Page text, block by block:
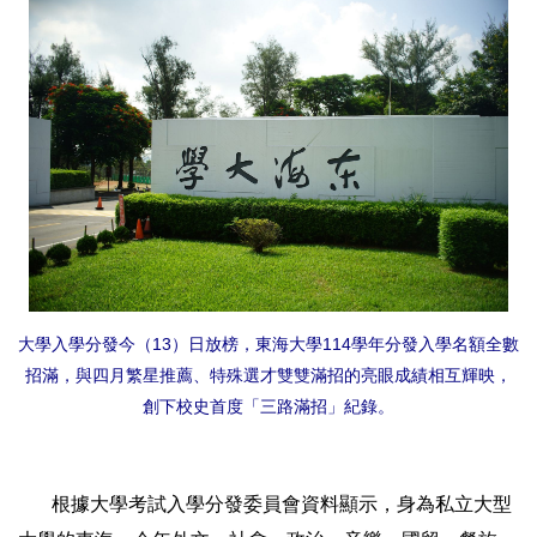
大學入學分發今（13）日放榜，東海大學114學年分發入學名額全數
招滿，與四月繁星推薦、特殊選才雙雙滿招的亮眼成績相互輝映，
創下校史首度「三路滿招」紀錄。
根據大學考試入學分發委員會資料顯示，身為私立大型